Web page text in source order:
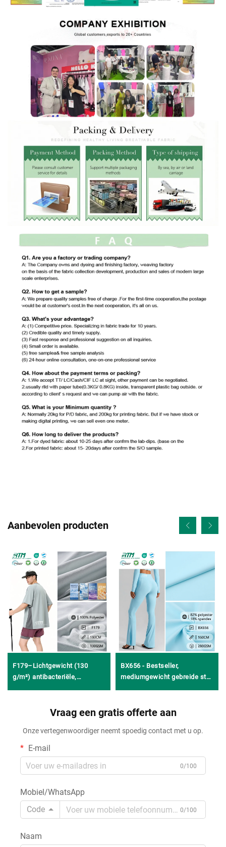
Aanbevolen producten
F179–Lichtgewicht (130
g/m²) antibacteriële,
wafelstof van 100% polyester
eigenschappen voor
zonnebeschermingskleding
en T-shirts
BX656 - Bestseller,
mediumgewicht gebreide stof
polyester en 18% spandex
sportkleding en leggingen
Vraag een gratis offerte aan
Onze vertegenwoordiger neemt spoedig contact met u op.
E-mail
0/100
Mobiel/WhatsApp
Code
0/100
Naam